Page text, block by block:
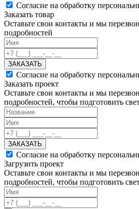
Согласие на обработку
Заказать товар
Оставьте свои контакты и мы
подробностей
ЗАКАЗАТЬ
Согласие на обработку
Заказать проект
Оставьте свои контакты и мы
подробностей, чтобы подготовить
ЗАКАЗАТЬ
Согласие на обработку
Загрузить проект
Оставьте свои контакты и мы
подробностей, чтобы подготовить